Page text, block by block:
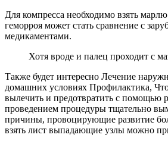
Для компресса необходимо взять
геморроя может стать сравнение с
медикаментами.
Хотя вроде и палец проходит с
Также будет интересно Лечение
домашних условиях Профилактика,
вылечить и предотвратить с помощью
проведением процедуры тщательно
причины, провоцирующие развитие
взять лист выпадающие узлы можно